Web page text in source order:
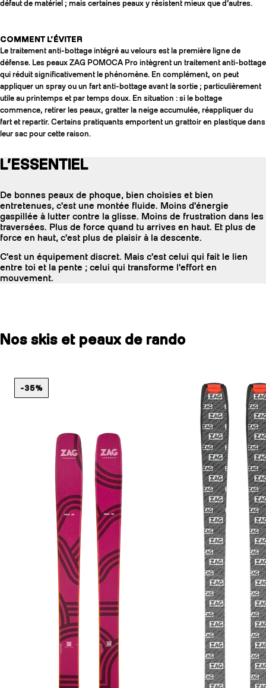
défaut de matériel ; mais certaines peaux y résistent mieux que d’autres.
COMMENT L’ÉVITER
Le traitement anti-bottage intégré au velours est la première ligne de
défense. Les peaux ZAG POMOCA Pro intègrent un traitement anti-bottage
qui réduit significativement le phénomène. En complément, on peut
appliquer un spray ou un fart anti-bottage avant la sortie ; particulièrement
utile au printemps et par temps doux. En situation : si le bottage
commence, retirer les peaux, gratter la neige accumulée, réappliquer du
fart et repartir. Certains pratiquants emportent un grattoir en plastique dans
leur sac pour cette raison.
L’ESSENTIEL
De bonnes peaux de phoque, bien choisies et bien
entretenues, c'est une montée fluide. Moins d'énergie
gaspillée à lutter contre la glisse. Moins de frustration dans les
traversées. Plus de force quand tu arrives en haut. Et plus de
force en haut, c'est plus de plaisir à la descente.
C'est un équipement discret. Mais c'est celui qui fait le lien
entre toi et la pente ; celui qui transforme l'effort en
mouvement.
Nos skis et peaux de rando
-35%